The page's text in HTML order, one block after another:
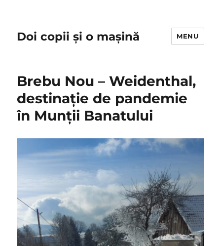
Doi copii și o mașină MENU
Brebu Nou – Weidenthal,
destinație de pandemie
în Munții Banatului